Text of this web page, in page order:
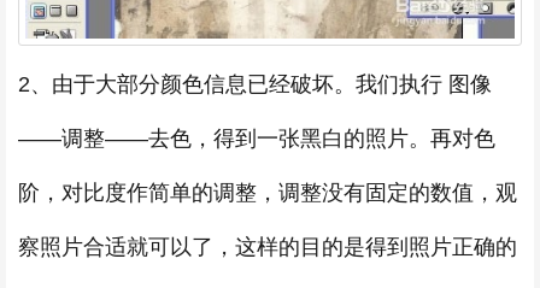
2、由于大部分颜色信息已经破坏。我们执行 图像
——调整——去色，得到一张黑白的照片。再对色
阶，对比度作简单的调整，调整没有固定的数值，观
察照片合适就可以了，这样的目的是得到照片正确的